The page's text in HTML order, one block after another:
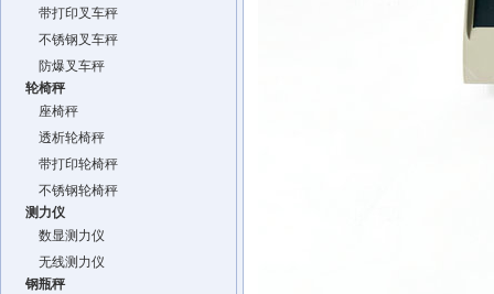
带打印叉车秤
不锈钢叉车秤
防爆叉车秤
轮椅秤
座椅秤
透析轮椅秤
带打印轮椅秤
不锈钢轮椅秤
测力仪
数显测力仪
无线测力仪
钢瓶秤